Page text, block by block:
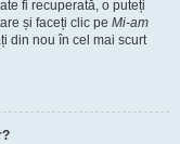
fi recuperată, o puteți
și faceți clic pe Mi-am
din nou în cel mai scurt